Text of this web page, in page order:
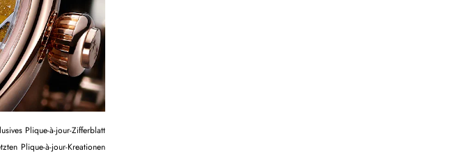
Plique-à-jour-Zifferblatt
Plique-à-jour-Kreationen